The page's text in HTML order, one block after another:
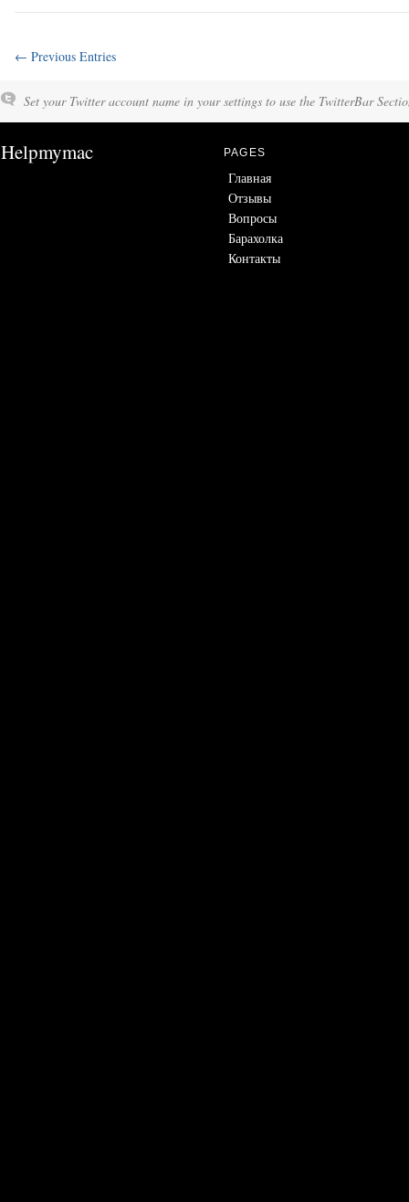
← Previous Entries
Set your Twitter account name in your settings to use the TwitterBar
Helpmymac PAGES
Главная
Отзывы
Вопросы
Барахолка
Контакты